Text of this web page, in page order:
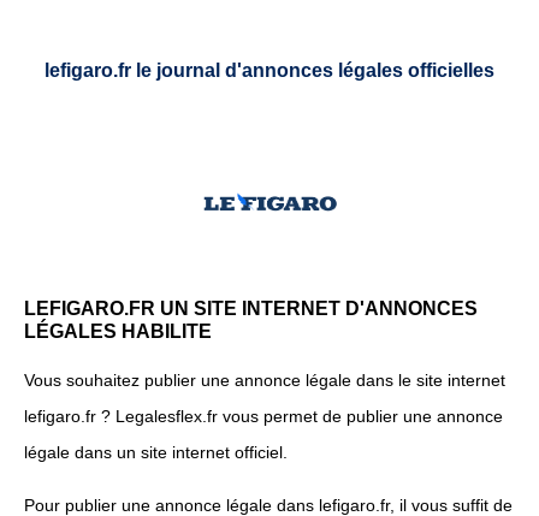
lefigaro.fr le journal d'annonces légales officielles
LEFIGARO.FR UN SITE INTERNET D'ANNONCES
LÉGALES HABILITE
Vous souhaitez publier une annonce légale dans le site internet
lefigaro.fr ? Legalesflex.fr vous permet de publier une annonce
légale dans un site internet officiel.
Pour publier une annonce légale dans lefigaro.fr, il vous suffit de